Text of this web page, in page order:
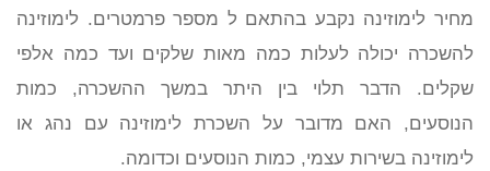
מחיר לימוזינה נקבע בהתאם ל מספר פרמטרים. לימוזינה
להשכרה יכולה לעלות כמה מאות שלקים ועד כמה אלפי
שקלים. הדבר תלוי בין היתר במשך ההשכרה, כמות
הנוסעים, האם מדובר על השכרת לימוזינה עם נהג או
לימוזינה בשירות עצמי, כמות הנוסעים וכדומה.